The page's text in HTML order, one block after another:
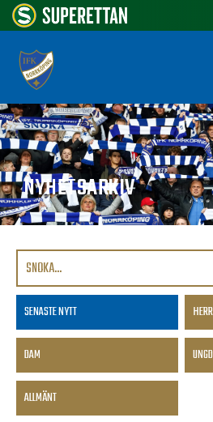
NYHETSARKIV
SENASTE NYTT HERR
DAM
ALLMÄNT